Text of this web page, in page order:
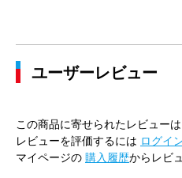
ユーザーレビュー
この商品に寄せられたレビューは
レビューを評価するには ログイ
マイページの 購入履歴からレビ